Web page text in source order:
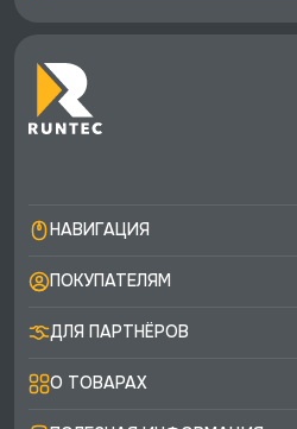
НАВИГАЦИЯ
ПОКУПАТЕЛЯМ
ДЛЯ ПАРТНЁРОВ
О ТОВАРАХ